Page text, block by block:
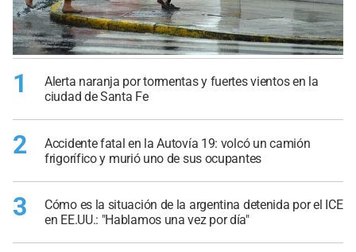
1
Alerta naranja por tormentas y fuertes vientos en la
ciudad de Santa Fe
2
Accidente fatal en la Autovía 19: volcó un camión
frigorífico y murió uno de sus ocupantes
3
Cómo es la situación de la argentina detenida por el ICE
en EE.UU.: "Hablamos una vez por día"